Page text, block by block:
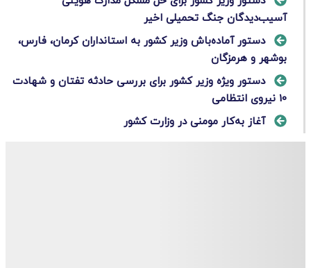
آسیب‌دیدگان جنگ تحمیلی اخیر
دستور آماده‌باش وزیر کشور به استانداران کرمان، فارس،
بوشهر و هرمزگان
دستور ویژه وزیر کشور برای بررسی حادثه تفتان و شهادت
10 نیروی انتظامی
آغاز به‌کار مومنی در وزارت کشور